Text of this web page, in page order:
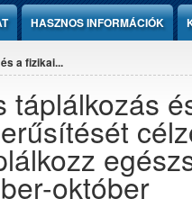
HASZNOS INFORMÁCIÓK
a fizikai...
táplálkozás
október